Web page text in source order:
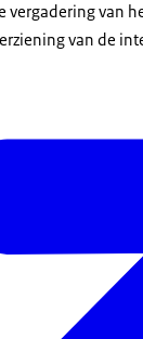
vergadering van
van de